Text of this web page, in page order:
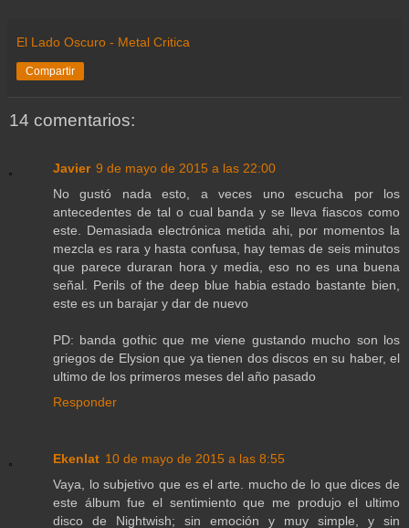
El Lado Oscuro - Metal Critica
Compartir
14 comentarios:
Javier 9 de mayo de 2015 a las 22:00
No gustó nada esto, a veces uno escucha por los
antecedentes de tal o cual banda y se lleva fiascos como
este. Demasiada electrónica metida ahi, por momentos la
mezcla es rara y hasta confusa, hay temas de seis minutos
que parece duraran hora y media, eso no es una buena
señal. Perils of the deep blue habia estado bastante bien,
este es un barajar y dar de nuevo
PD: banda gothic que me viene gustando mucho son los
griegos de Elysion que ya tienen dos discos en su haber, el
ultimo de los primeros meses del año pasado
Responder
Ekenlat 10 de mayo de 2015 a las 8:55
Vaya, lo subjetivo que es el arte. mucho de lo que dices de
este álbum fue el sentimiento que me produjo el ultimo
disco de Nightwish; sin emoción y muy simple, y sin